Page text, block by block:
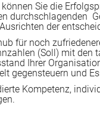
Sie die
durchschlagenden
der
für noch
(Soll) mit den
Ihrer
gegensteuern und
Kompetenz,